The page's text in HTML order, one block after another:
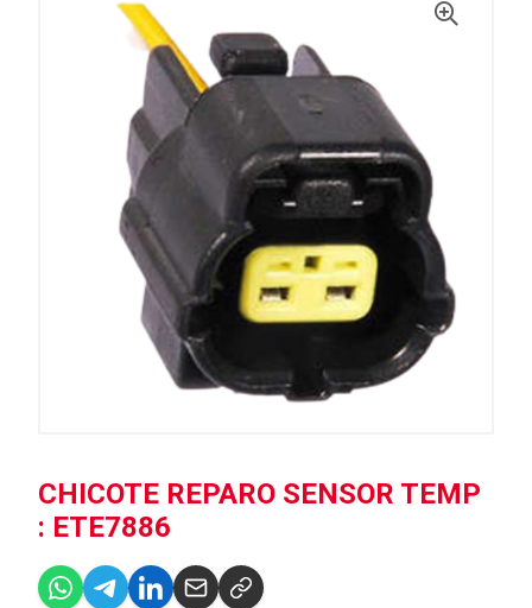
CHICOTE REPARO SENSOR TEMP
: ETE7886